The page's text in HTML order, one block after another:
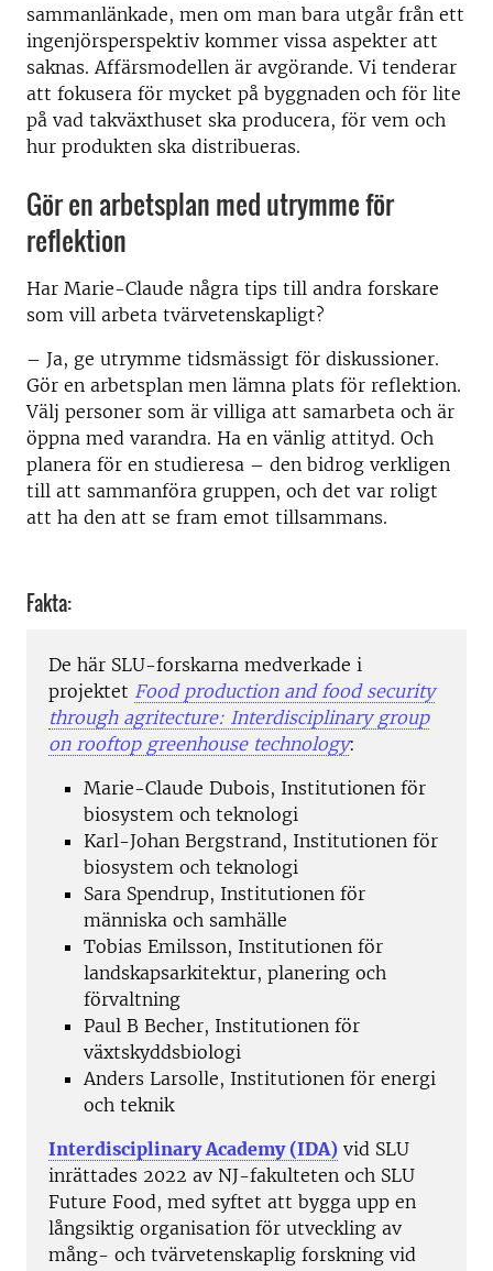
sammanlänkade, men om man bara utgår från ett
ingenjörsperspektiv kommer vissa aspekter att
saknas. Affärsmodellen är avgörande. Vi tenderar
att fokusera för mycket på byggnaden och för lite
på vad takväxthuset ska producera, för vem och
hur produkten ska distribueras.
Gör en arbetsplan med utrymme för
reflektion
Har Marie-Claude några tips till andra forskare
som vill arbeta tvärvetenskapligt?
– Ja, ge utrymme tidsmässigt för diskussioner.
Gör en arbetsplan men lämna plats för reflektion.
Välj personer som är villiga att samarbeta och är
öppna med varandra. Ha en vänlig attityd. Och
planera för en studieresa – den bidrog verkligen
till att sammanföra gruppen, och det var roligt
att ha den att se fram emot tillsammans.
Fakta:
De här SLU-forskarna medverkade i
projektet Food production and food security
through agritecture: Interdisciplinary group
on rooftop greenhouse technology:
Marie-Claude Dubois, Institutionen för
biosystem och teknologi
Karl-Johan Bergstrand, Institutionen för
biosystem och teknologi
Sara Spendrup, Institutionen för
människa och samhälle
Tobias Emilsson, Institutionen för
landskapsarkitektur, planering och
förvaltning
Paul B Becher, Institutionen för
växtskyddsbiologi
Anders Larsolle, Institutionen för energi
och teknik
Interdisciplinary Academy (IDA) vid SLU
inrättades 2022 av NJ-fakulteten och SLU
Future Food, med syftet att bygga upp en
långsiktig organisation för utveckling av
mång- och tvärvetenskaplig forskning vid